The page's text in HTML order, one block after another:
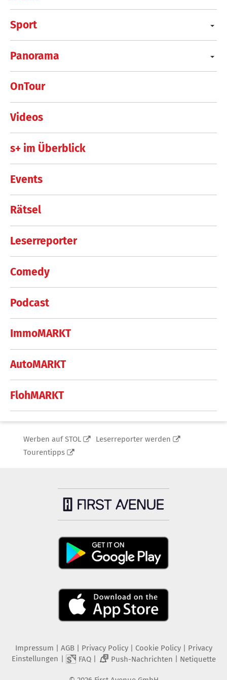
Sport
Panorama
OnTour
Videos
s+ im Überblick
Events
Rätsel
Leserreporter
Comedy
Podcast
ImmoMARKT
AutoMARKT
FlohMARKT
Werben auf STOL
Leserreporter werden
Tourentipps
Impressum | AGB | Privacy Policy| Cookie Policy| Privacy
Einstellungen | FAQ| 2 Push-Nachrichten | Netiquette